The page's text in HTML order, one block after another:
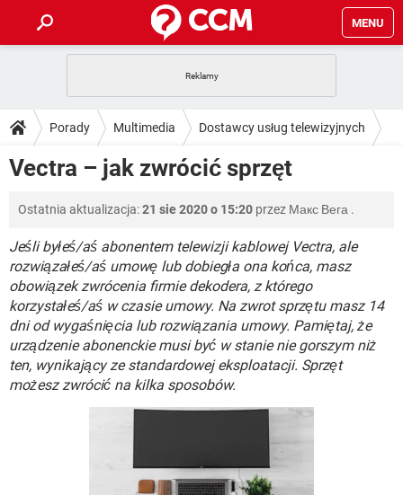
MENU
GRY WHATSAPP
SPOTIFY NETFLIX
PORADY
PlayStation
GRY WHATSAPP
SPOTIFY NETFLIX
INSTAGRAM FACEBOOK
WINDOWS 10
DO POBRANIA
IOS NETFLIX
INSTAGRAM FACEBOOK
WINDOWS 10
FORUM
COVID-19 TIKTOK
GRY WHATSAPP
SPOTIFY NETFLIX
INSTAGRAM FACEBOOK
WINDOWS 10
ARTYKUŁY
COVID-19 TIKTOK
GRY
SPOTIFY NETFLIX
INSTAGRAM FACEBOOK
Porady Multimedia Dostawcy usług telewizyjnych
Vectra – jak zwrócić sprzęt
Ostatnia aktualizacja:21 sie 2020 o 15:20 przez Макс Вега .
Jeśli byłeś/aś abonentem telewizji kablowej Vectra, ale
rozwiązałeś/aś umowę lub dobiegła ona końca, masz
obowiązek zwrócenia firmie dekodera, z którego
korzystałeś/aś w czasie umowy. Na zwrot sprzętu masz 14
dni od wygaśnięcia lub rozwiązania umowy. Pamiętaj, że
urządzenie abonenckie musi być w stanie nie gorszym niż
ten, wynikający ze standardowej eksploatacji. Sprzęt
możesz zwrócić na kilka sposobów.